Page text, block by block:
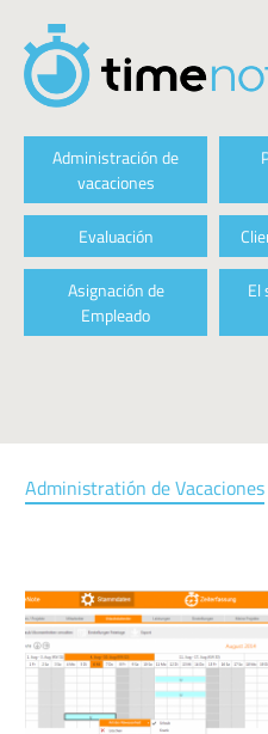
Administración de
vacaciones
Evaluación
Asignación de
Empleado
El
Administratión de Vacaciones